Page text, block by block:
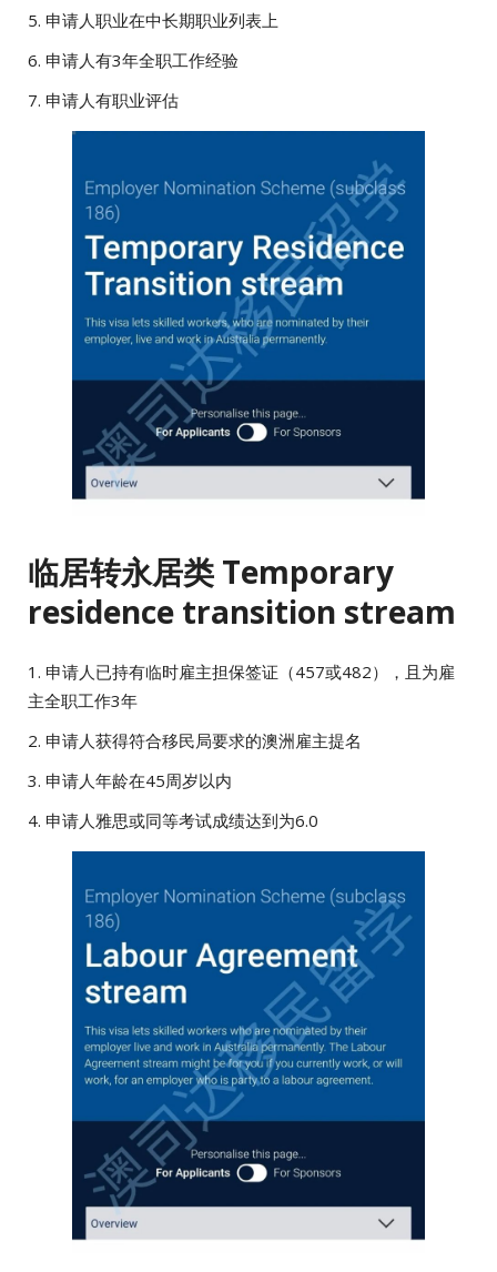
5. 申请人职业在中长期职业列表上
6. 申请人有3年全职工作经验
7. 申请人有职业评估
临居转永居类 Temporary
residence transition stream
1. 申请人已持有临时雇主担保签证（457或482），且为雇
主全职工作3年
2. 申请人获得符合移民局要求的澳洲雇主提名
3. 申请人年龄在45周岁以内
4. 申请人雅思或同等考试成绩达到为6.0